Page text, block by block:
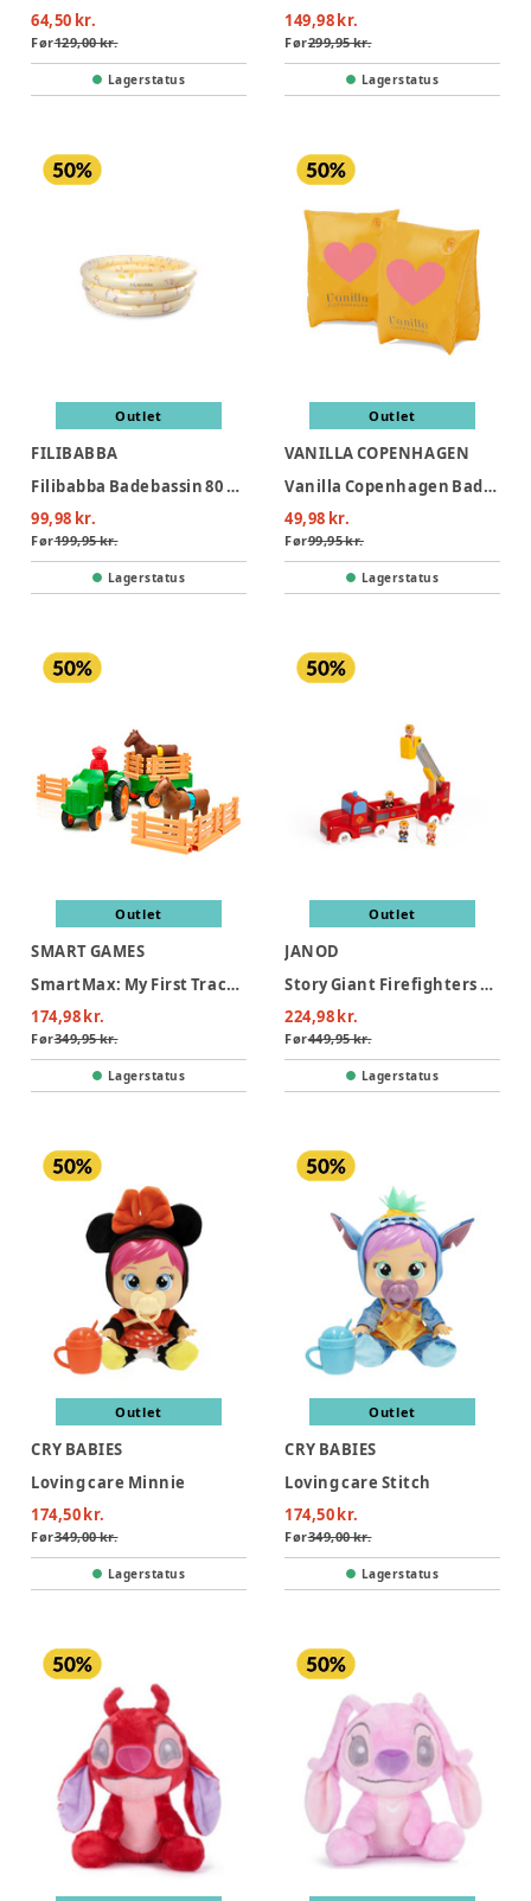
64,50 kr.
Før129,00 kr.
Lagerstatus
149,98 kr.
Før299,95 kr.
Lagerstatus
Outlet
FILIBABBA
Filibabba Badebassin 80 cm Alfie – Unicorn Shores
99,98 kr.
Før199,95 kr.
Lagerstatus
Outlet
VANILLA COPENHAGEN
Vanilla Copenhagen Badevinger - Neon Hearts
49,98 kr.
Før99,95 kr.
Lagerstatus
Outlet
SMART GAMES
SmartMax: My First Tractor 3 (Nordic)
174,98 kr.
Før349,95 kr.
Lagerstatus
Outlet
JANOD
Story Giant Firefighters Truck
224,98 kr.
Før449,95 kr.
Lagerstatus
Outlet
CRY BABIES
Loving care Minnie
174,50 kr.
Før349,00 kr.
Lagerstatus
Outlet
CRY BABIES
Loving care Stitch
174,50 kr.
Før349,00 kr.
Lagerstatus